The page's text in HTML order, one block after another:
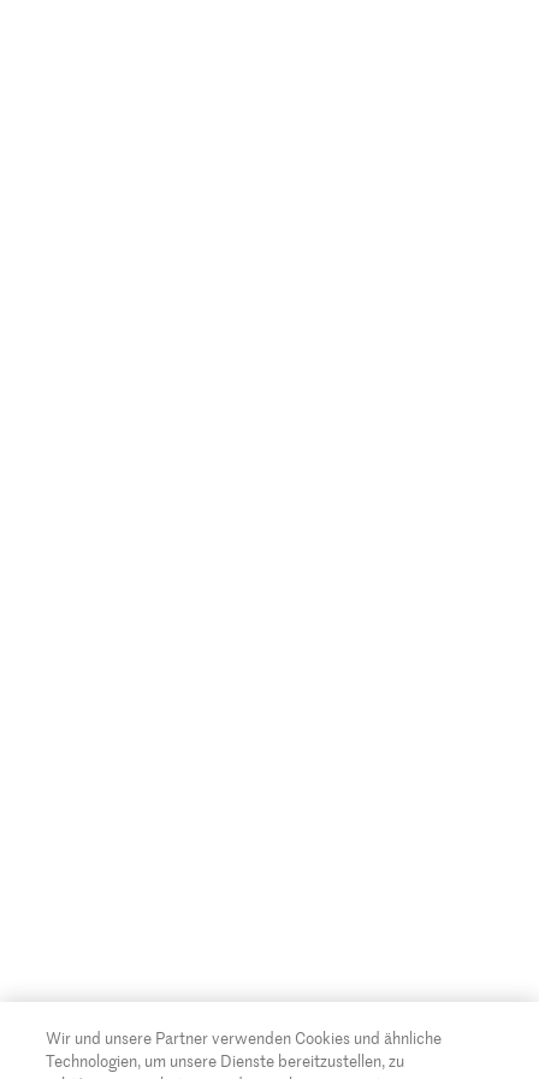
Wir und unsere Partner verwenden Cookies und ähnliche
Technologien, um unsere Dienste bereitzustellen, zu